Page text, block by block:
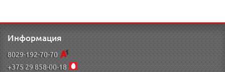
Информация
8029-192-70-70
+375 29 858-00-18